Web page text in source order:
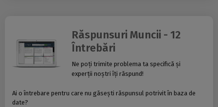
Răspunsuri Muncii - 12
Întrebări
Ne poți trimite problema ta specifică și
experții noștri îți răspund!
Ai o întrebare pentru care nu găsești răspunsul potrivit în baza de
date?